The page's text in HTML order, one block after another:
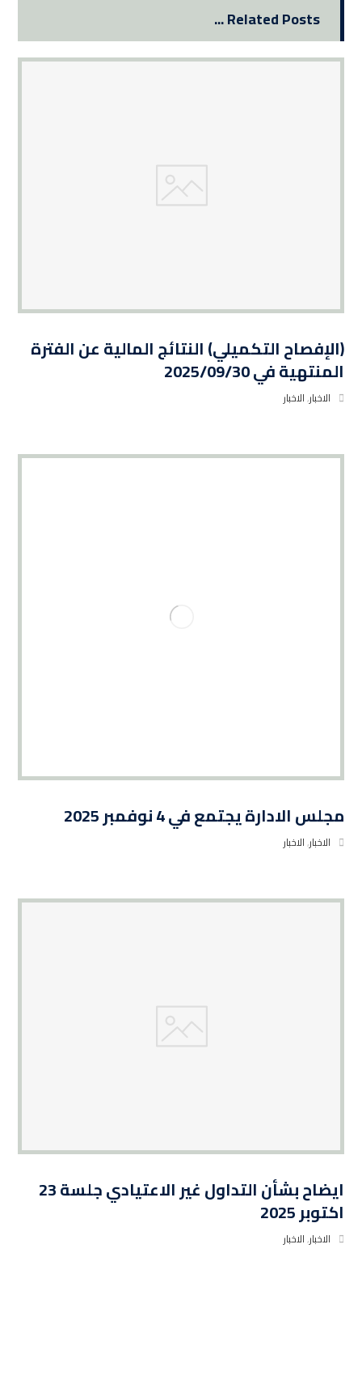
Related Posts ...
(الإفصاح التكميلي) النتائج المالية عن الفترة
المنتهية في 2025/09/30
الاخبار,الاخبار
مجلس الادارة يجتمع في 4 نوفمبر 2025
الاخبار,الاخبار
ايضاح بشأن التداول غير الاعتيادي جلسة 23
اكتوبر 2025
الاخبار,الاخبار